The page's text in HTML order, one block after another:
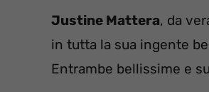
Justine Mattera, da
in tutta la sua ingente
Entrambe bellissime e